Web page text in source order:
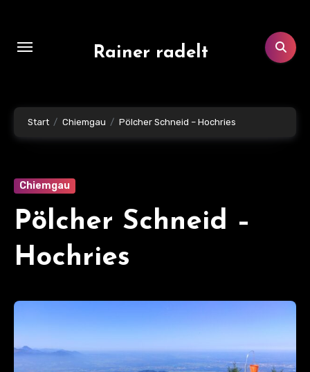
springen
Rainer radelt
Start Chiemgau Pölcher Schneid – Hochries
Chiemgau
Pölcher Schneid –
Hochries